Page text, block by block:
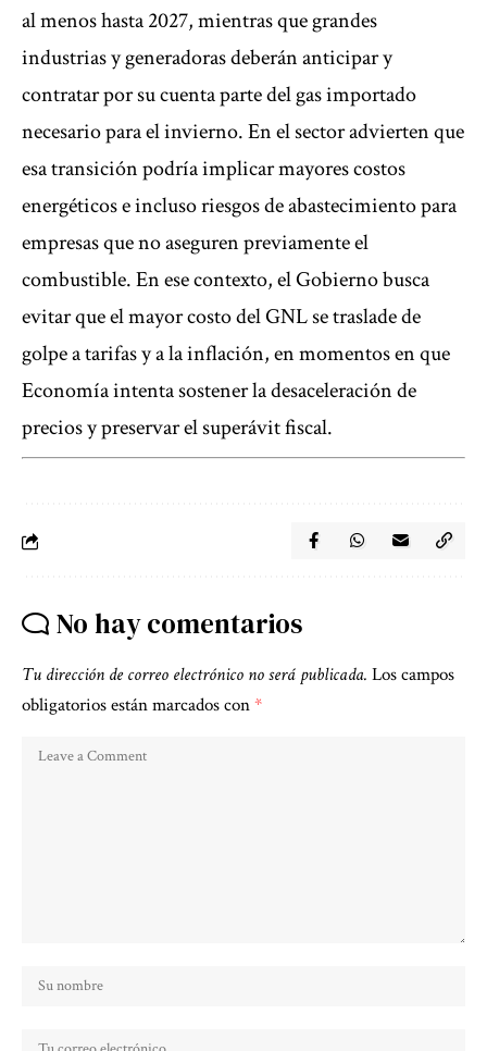
al menos hasta 2027, mientras que grandes
industrias y generadoras deberán anticipar y
contratar por su cuenta parte del gas importado
necesario para el invierno. En el sector advierten que
esa transición podría implicar mayores costos
energéticos e incluso riesgos de abastecimiento para
empresas que no aseguren previamente el
combustible. En ese contexto, el Gobierno busca
evitar que el mayor costo del GNL se traslade de
golpe a tarifas y a la inflación, en momentos en que
Economía intenta sostener la desaceleración de
precios y preservar el superávit fiscal.
No hay comentarios
Tu dirección de correo electrónico no será publicada. Los campos
obligatorios están marcados con*